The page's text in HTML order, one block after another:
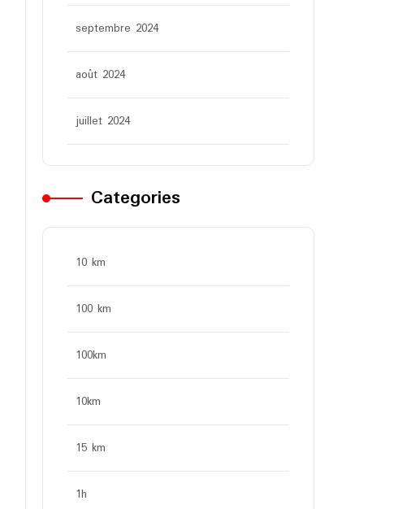
septembre 2024
août 2024
juillet 2024
Categories
10 km
100 km
100km
10km
15 km
1h